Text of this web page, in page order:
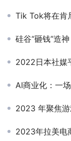
Tik Tok将在肯
硅谷“砸钱”造
2022日本社媒
AI商业化：一
2023 年聚焦游
2023年拉美电